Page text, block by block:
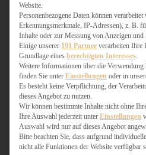
FIX
Website.
Personenbezogene Daten können verarbeitet
Erkennungsmerkmale, IP-Adressen), z. B.
Inhalte oder zur Messung von Anzeigen und
Einige unserer 191 Partner verarbeiten Ihre
Grundlage eines berechtigten Interesses
Weitere Informationen über die
finden Sie unter Einstellungen oder in
Es besteht keine Verpflichtung, der
dieses Angebot zu nutzen.
Wir können bestimmte Inhalte nicht ohne
Ihre Auswahl jederzeit unter Einstellungen
Auswahl wird nur auf dieses Angebot
Bitte beachten Sie, dass aufgrund
nicht alle Funktionen der Website verfügbar